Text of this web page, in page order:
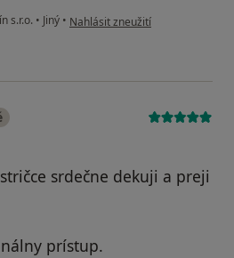
s.r.o. • Jiný • podle názoru uživatele Ž.P.
Nahlásit zneužití
srdečne dekuji a preji
prístup.